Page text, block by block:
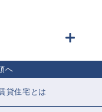
へ
貸住宅とは